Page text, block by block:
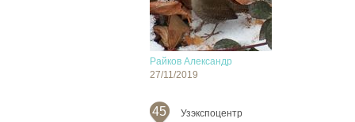
Райков Александр
27/11/2019
45 Узэкспоцентр